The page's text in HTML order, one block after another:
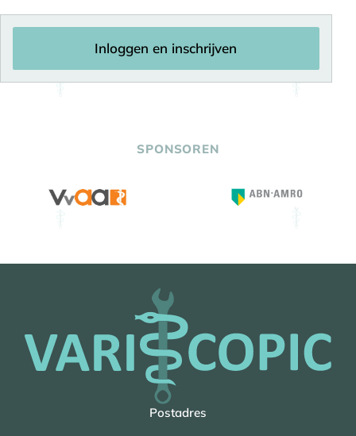
Inloggen en inschrijven
SPONSOREN
Postadres